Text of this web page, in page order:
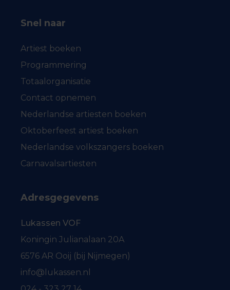
Snel naar
Artiest boeken
Programmering
Totaalorganisatie
Contact opnemen
Nederlandse artiesten boeken
Oktoberfeest artiest boeken
Nederlandse volkszangers boeken
Carnavalsartiesten
Adresgegevens
Lukassen VOF
Koningin Julianalaan 20A
6576 AR Ooij (bij Nijmegen)
info@lukassen.nl